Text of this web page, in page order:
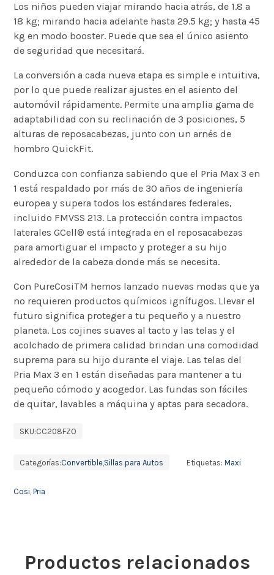
Los niños pueden viajar mirando hacia atrás, de 1.8 a
18 kg; mirando hacia adelante hasta 29.5 kg; y hasta 45
kg en modo booster. Puede que sea el único asiento
de seguridad que necesitará.
La conversión a cada nueva etapa es simple e intuitiva,
por lo que puede realizar ajustes en el asiento del
automóvil rápidamente. Permite una amplia gama de
adaptabilidad con su reclinación de 3 posiciones, 5
alturas de reposacabezas, junto con un arnés de
hombro QuickFit.
Conduzca con confianza sabiendo que el Pria Max 3 en
1 está respaldado por más de 30 años de ingeniería
europea y supera todos los estándares federales,
incluido FMVSS 213. La protección contra impactos
laterales GCell® está integrada en el reposacabezas
para amortiguar el impacto y proteger a su hijo
alrededor de la cabeza donde más se necesita.
Con PureCosiTM hemos lanzado nuevas modas que ya
no requieren productos químicos ignífugos. Llevar el
futuro significa proteger a tu pequeño y a nuestro
planeta. Los cojines suaves al tacto y las telas y el
acolchado de primera calidad brindan una comodidad
suprema para su hijo durante el viaje. Las telas del
Pria Max 3 en 1 están diseñadas para mantener a tu
pequeño cómodo y acogedor. Las fundas son fáciles
de quitar, lavables a máquina y aptas para secadora.
SKU:CC208FZO
Categorías:Convertible Sillas para Autos Etiquetas: Maxi
Cosi,Pria
Productos relacionados